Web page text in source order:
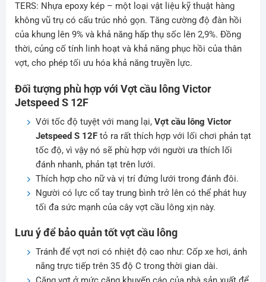
TERS: Nhựa epoxy kép – một loại vật liệu kỹ thuật hàng
không vũ trụ có cấu trúc nhỏ gọn. Tăng cường độ đàn hồi
của khung lên 9% và khả năng hấp thụ sốc lên 2,9%. Đồng
thời, củng cố tính linh hoạt và khả năng phục hồi của thân
vợt, cho phép tối ưu hóa khả năng truyền lực.
Đối tượng phù hợp với Vợt cầu lông Victor
Jetspeed S 12F
Với tốc độ tuyệt với mang lại, Vợt cầu lông Victor
Jetspeed S 12Ftỏ ra rất thích hợp với lối chơi phản tạt
tốc độ, vì vậy nó sẽ phù hợp với người ưa thích lối
đánh nhanh, phản tạt trên lưới.
Thích hợp cho nữ và vị trí đứng lưới trong đánh đôi.
Người có lực cổ tay trung bình trở lên có thể phát huy
tối đa sức mạnh của cây vợt cầu lông xịn này.
Lưu ý để bảo quản tốt vợt cầu lông
Tránh để vợt nơi có nhiệt độ cao như: Cốp xe hơi, ánh
nắng trực tiếp trên 35 độ C trong thời gian dài.